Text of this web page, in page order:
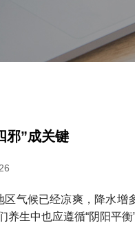
邪”成关键
气候已经凉爽，降水增
生中也应遵循“阴阳平衡”